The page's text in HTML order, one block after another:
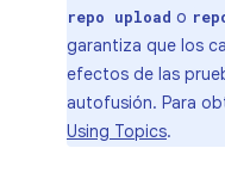
repo upload o
garantiza que los
efectos de las
autofusión. Para
Using Topics.